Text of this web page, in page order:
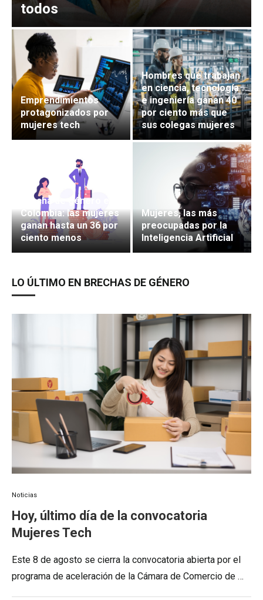
todos
Emprendimientos
protagonizados por
mujeres tech
Hombres que trabajan
en ciencia, tecnología
e ingeniería ganan 40
por ciento más que
sus colegas mujeres
Brecha de género en
Colombia: las mujeres
ganan hasta un 36 por
ciento menos
Mujeres, las más
preocupadas por la
Inteligencia Artificial
LO ÚLTIMO EN BRECHAS DE GÉNERO
Noticias
Hoy, último día de la convocatoria
Mujeres Tech
Este 8 de agosto se cierra la convocatoria abierta por el
programa de aceleración de la Cámara de Comercio de …